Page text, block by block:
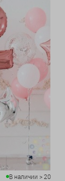
В наличии > 20